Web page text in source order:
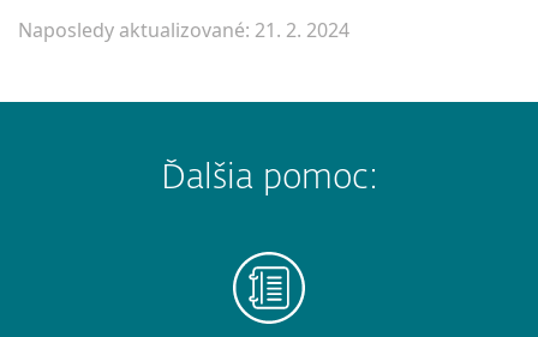
Naposledy aktualizované: 21. 2. 2024
Ďalšia pomoc: